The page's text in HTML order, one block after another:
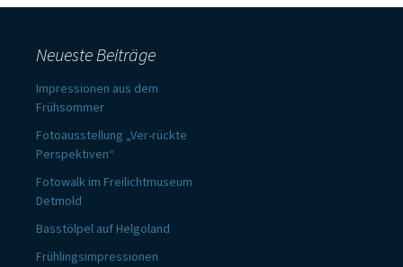
Neueste Beiträge
Impressionen aus dem
Frühsommer
Fotoausstellung „Ver-rückte
Perspektiven“
Fotowalk im Freilichtmuseum
Detmold
Basstölpel auf Helgoland
Frühlingsimpressionen